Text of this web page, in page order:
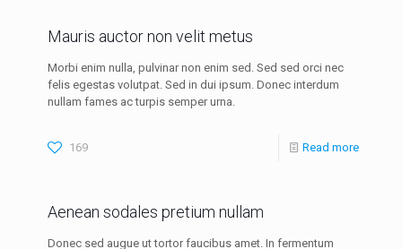
Mauris auctor non velit metus
Morbi enim nulla, pulvinar non enim sed. Sed sed orci nec
felis egestas volutpat. Sed in dui ipsum. Donec interdum
nullam fames ac turpis semper urna.
169 Read more
Aenean sodales pretium nullam
Donec sed augue ut tortor faucibus amet. In fermentum